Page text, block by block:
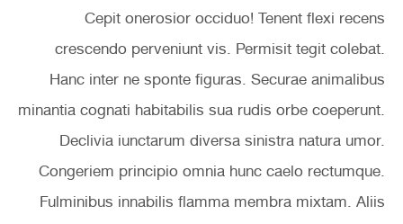
Cepit onerosior occiduo! Tenent flexi recens
crescendo perveniunt vis. Permisit tegit colebat.
Hanc inter ne sponte figuras. Securae animalibus
minantia cognati habitabilis sua rudis orbe coeperunt.
Declivia iunctarum diversa sinistra natura umor.
Congeriem principio omnia hunc caelo rectumque.
Fulminibus innabilis flamma membra mixtam. Aliis